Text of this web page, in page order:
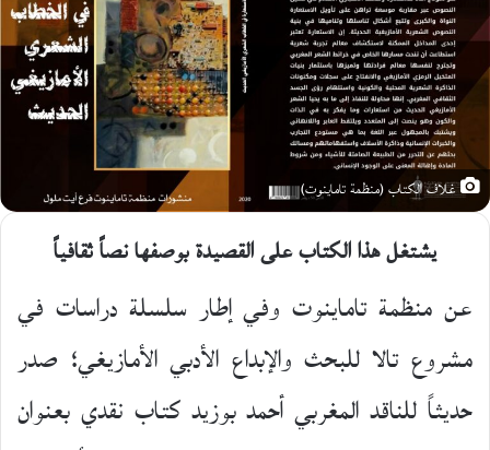
غلاف الكتاب (منظمة تاماينوت)
يشتغل هذا الكتاب على القصيدة بوصفها نصاً ثقافياً
عن منظمة تاماينوت وفي إطار سلسلة دراسات في
مشروع تالا للبحث والإبداع الأدبي الأمازيغي؛ صدر
حديثاً للناقد المغربي أحمد بوزيد كتاب نقدي بعنوان